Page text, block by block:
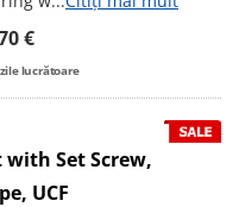
€
lucrătoare
Set Screw,
UCF